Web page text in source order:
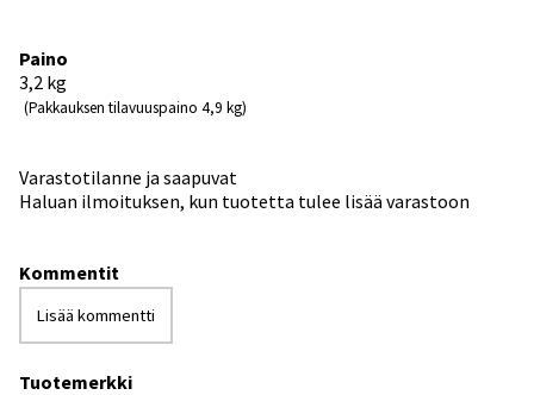
Paino
3,2 kg
(Pakkauksen tilavuuspaino 4,9 kg)
Varastotilanne ja saapuvat
Haluan ilmoituksen, kun tuotetta tulee lisää varastoon
Kommentit
Lisää kommentti
Tuotemerkki